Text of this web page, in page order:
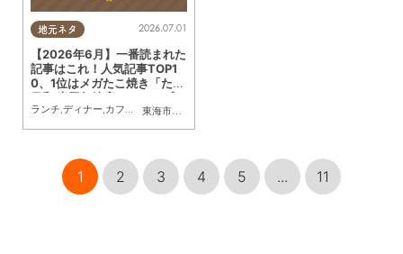
地元ネタ
東海市
,大府市
2026.07.01
【2026年6月】一番読まれた
記事はこれ！人気記事TOP1
0、1位はメガたこ焼き「たこ
日和 半田亀崎店」のオープン
記事
ランチ ディナー カフェ スイーツ
1 2 3 4 5 ... 11